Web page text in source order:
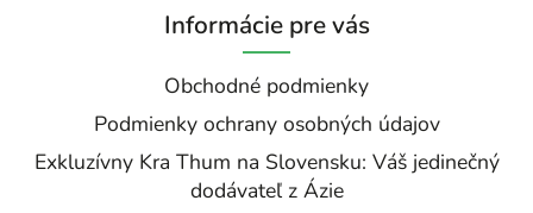
Informácie pre vás
Obchodné podmienky
Podmienky ochrany osobných údajov
Exkluzívny Kra Thum na Slovensku: Váš jedinečný
dodávateľ z Ázie